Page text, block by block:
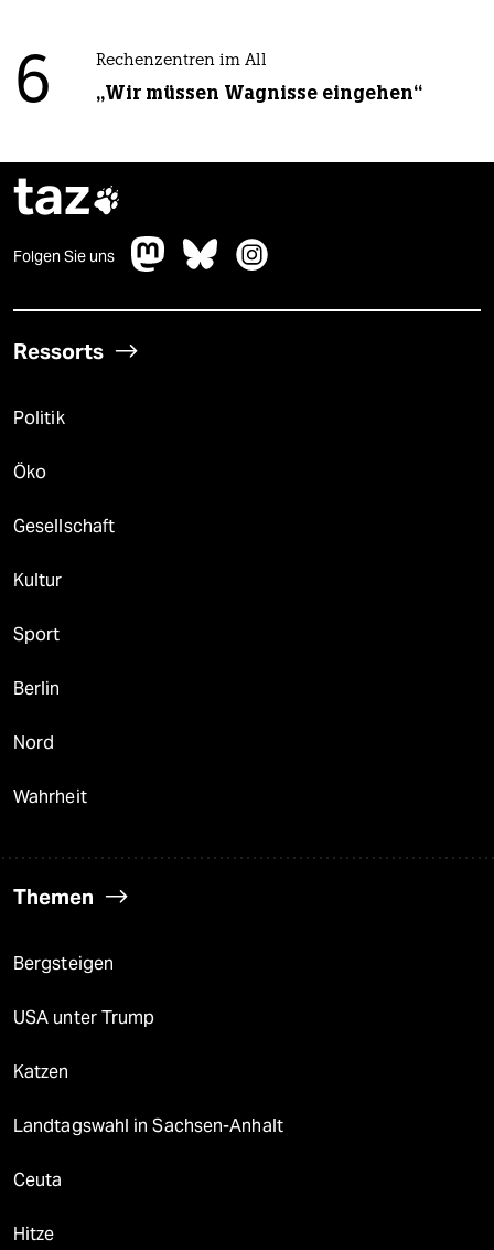
6 Rechenzentren im All
„Wir müssen Wagnisse eingehen“
taz
Folgen Sie uns
Ressorts
Politik
Öko
Gesellschaft
Kultur
Sport
Berlin
Nord
Wahrheit
Themen
Bergsteigen
USA unter Trump
Katzen
Landtagswahl in Sachsen-Anhalt
Ceuta
Hitze